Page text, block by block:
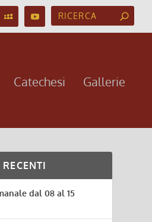
Catechesi Gallerie
dal 08 al 15